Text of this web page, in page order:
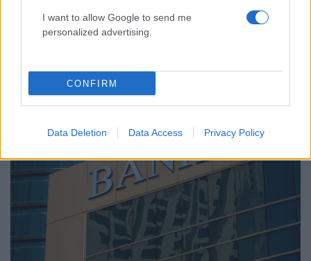
I want to allow Google to send me
personalized advertising.
CONFIRM
Data Deletion Data Access Privacy Policy
Οι τράπεζες σε πορεία μετάβασης στο
ψηφιακό μοντέλο: Τα αλλάζει όλα το agentic
banking